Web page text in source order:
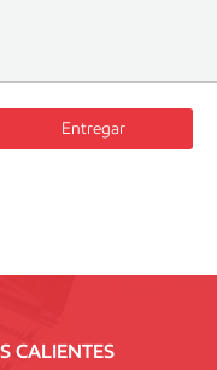
Entregar
CALIENTES